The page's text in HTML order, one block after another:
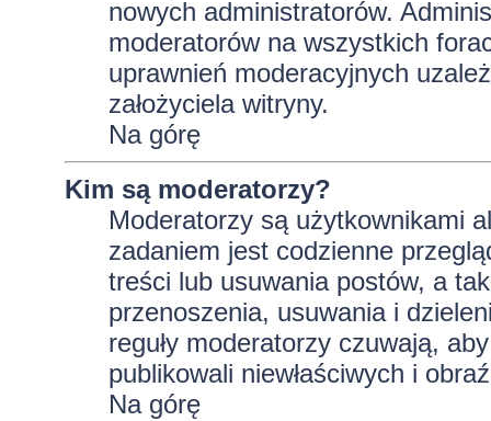
nowych administratorów.
moderatorów na wszystkich
uprawnień moderacyjnych
założyciela witryny.
Na górę
Kim są moderatorzy?
Moderatorzy są użytkownikami
zadaniem jest codzienne
treści lub usuwania postów, a
przenoszenia, usuwania i
reguły moderatorzy czuwają,
publikowali niewłaściwych i
Na górę